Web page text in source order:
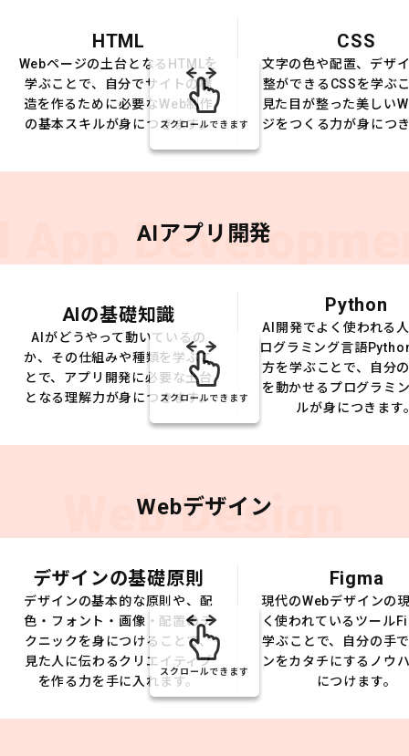
HTML
Webページの土台となるHTMLを
学ぶことで、自分でサイトの構
造を作るために必要なWeb制作
の基本スキルが身につきます。
CSS
文字の色や配置、デザ
整ができるCSSを学ぶ
見た目が整った美しい
ジをつくる力が身につ
スクロールできます
App AIアプリ開発
AIの基礎知識
AIがどうやって動いているの
か、その仕組みや種類を学ぶこ
とで、アプリ開発に必要な土台
となる理解力が身につきます。
Python
AI開発でよく使われる
ログラミング言語
方を学ぶことで、自分
を動かせるプログラミ
ルが身につきます
スクロールできます
Web Design
Webデザイン
デザインの基礎原則
デザインの基本的な原則や、配
色・フォント・画像・配置のテ
クニックを身につけることで、
見た人に伝わるクリエイティブ
を作る力を手に入れます。
Figma
現代のWebデザインの
く使われているツール
学ぶことで、自分の手
ンをカタチにするノウ
につけます。
スクロールできます